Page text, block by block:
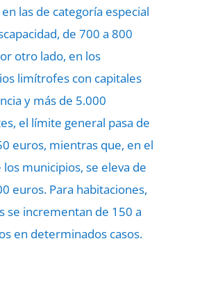
las de categoría especial
de 700 a 800
otro lado, en los
limítrofes con capitales
y más de 5.000
el límite general pasa de
euros, mientras que, en el
municipios, se eleva de
euros. Para habitaciones,
se incrementan de 150 a
en determinados casos.